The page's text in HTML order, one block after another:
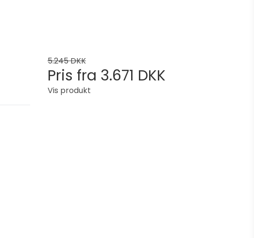
5.245 DKK
Pris fra 3.671 DKK
Vis produkt